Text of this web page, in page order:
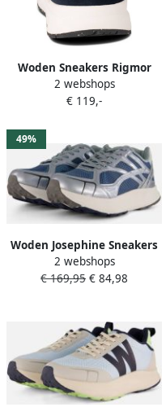
Woden Sneakers Rigmor
Reflective
2 webshops
€ 119,-
49%
Woden Josephine Sneakers
blauw Leer
2 webshops
€ 169,95 € 84,98